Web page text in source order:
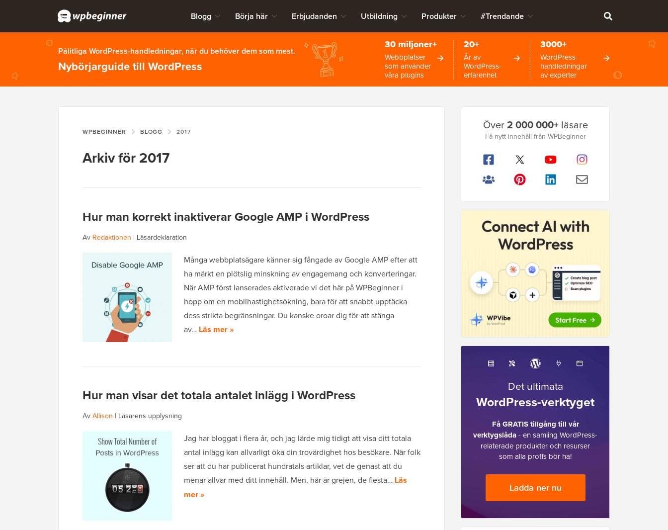
Blogg Börja här Erbjudanden Utbildning Produkter #Trendande
Pålitliga WordPress-handledningar, när du behöver dem som mest.
Nybörjarguide till WordPress
30 miljoner+
Webbplatser
som använder
våra plugins
20+
År av
WordPress-
erfarenhet
3000+
WordPress-
handledningar
av experter
WPBEGINNER BLOGG 2017
Arkiv för 2017
Hur man korrekt inaktiverar Google AMP i WordPress
Av Redaktionen | Läsardeklaration
Många webbplatsägare känner sig fångade av Google AMP efter att
ha märkt en plötslig minskning av engagemang och konverteringar.
När AMP först lanserades aktiverade vi det här på WPBeginner i
hopp om en mobilhastighetsökning, bara för att snabbt upptäcka
dess strikta begränsningar. Du kanske oroar dig för att stänga
av… Läs mer »
Hur man visar det totala antalet inlägg i WordPress
Av Allison | Läsarens upplysning
Jag har bloggat i flera år, och jag lärde mig tidigt att visa ditt totala
antal inlägg kan allvarligt öka din trovärdighet hos besökare. När folk
ser att du har publicerat hundratals artiklar, vet de genast att du
menar allvar med ditt innehåll. Men, här är grejen, de flesta… Läs
mer »
Primär
sidofält
Över2 000 000+läsare
Få nytt innehåll från WPBeginner
Det ultimata
WordPress-verktyget
Få GRATIS tillgång till vår
verktygslåda- en samling WordPress-
relaterade produkter och resurser
som alla proffs bör ha!
Ladda ner nu